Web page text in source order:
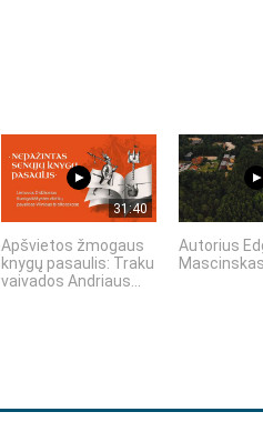
31:40
Apšvietos žmogaus
knygų pasaulis: Traku
vaivados Andriaus...
Autorius
Mascinskas